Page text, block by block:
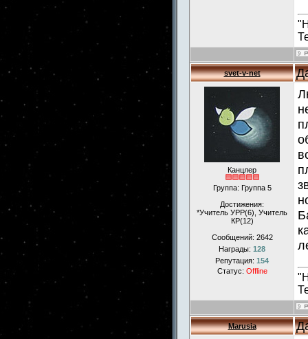
svet-v-net
Канцлер
Группа: Группа 5
Достижения:
*Учитель УРР(6), Учитель
КР(12)
Сообщений: 2642
Награды: 128
Репутация: 154
Статус: Offline
Marusia